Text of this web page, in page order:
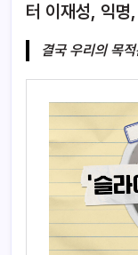
터 이재성, 익명
결국 우리의 목